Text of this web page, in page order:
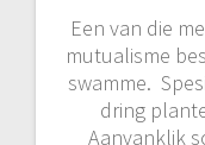
Een van die
mutualisme
swamme.
dring
Aanvanklik